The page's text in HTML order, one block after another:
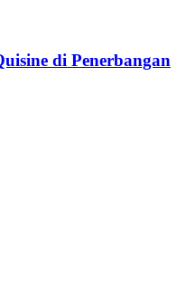
di Penerbangan